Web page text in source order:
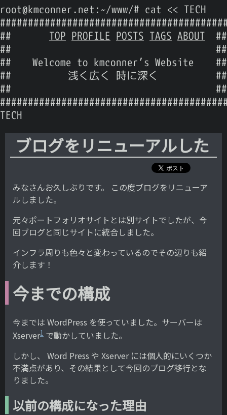
root@kmconner.net:~/www/# cat << TECH
TOP PROFILE POSTS TAGS ABOUT
##
##
##
##
##
##
##
##
##
##
Welcome to kmconner’s Website
浅く広く 時に深く
TECH
ブログをリニューアルした
みなさんお久しぶりです。 この度ブログをリニューア
ルしました。
元々ポートフォリオサイトとは別サイトでしたが、今
回ブログと同じサイトに統合しました。
インフラ周りも色々と変わっているのでその辺りも紹
介します！
今までの構成
今までは WordPress を使っていました。サーバーは
Xserver1 で動かしていました。
しかし、 Word Press や Xserver には個人的にいくつか
不満点があり、その結果として今回のブログ移行とな
りました。
以前の構成になった理由